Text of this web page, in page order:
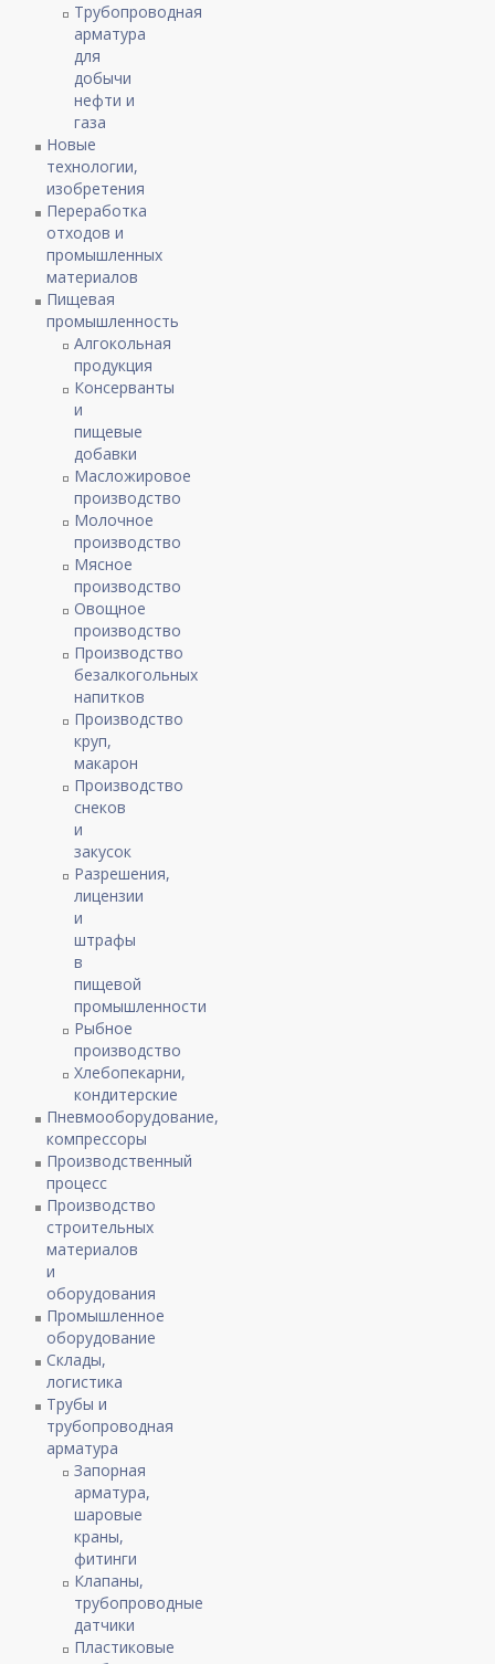
Трубопроводная
арматура
для
добычи
нефти и
газа
Новые
технологии,
изобретения
Переработка
отходов и
промышленных
материалов
Пищевая
промышленность
Алгокольная
продукция
Консерванты
и
пищевые
добавки
Масложировое
производство
Молочное
производство
Мясное
производство
Овощное
производство
Производство
безалкогольных
напитков
Производство
круп,
макарон
Производство
снеков
и
закусок
Разрешения,
лицензии
и
штрафы
в
пищевой
промышленности
Рыбное
производство
Хлебопекарни,
кондитерские
Пневмооборудование,
компрессоры
Производственный
процесс
Производство
строительных
материалов
и
оборудования
Промышленное
оборудование
Склады,
логистика
Трубы и
трубопроводная
арматура
Запорная
арматура,
шаровые
краны,
фитинги
Клапаны,
трубопроводные
датчики
Пластиковые